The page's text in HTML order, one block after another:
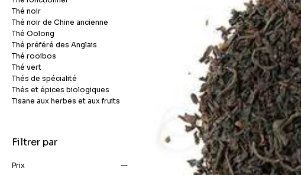
Thé noir
Thé noir de Chine ancienne
Thé Oolong
Thé préféré des Anglais
Thé rooibos
Thé vert
Thés de spécialité
Thés et épices biologiques
Tisane aux herbes et aux fruits
Filtrer par
Prix